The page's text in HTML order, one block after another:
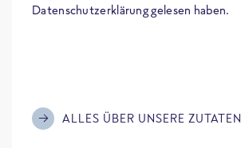
Datenschutzerklärung gelesen haben.
ALLES ÜBER UNSERE ZUTATEN